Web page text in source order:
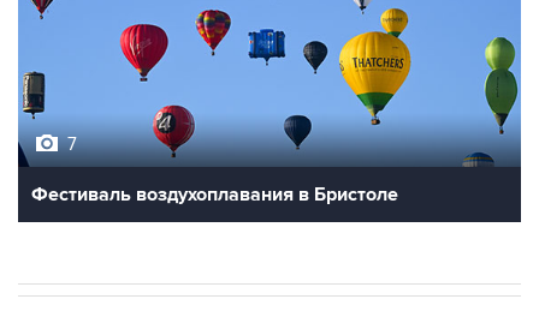
7
Фестиваль воздухоплавания в Бристоле